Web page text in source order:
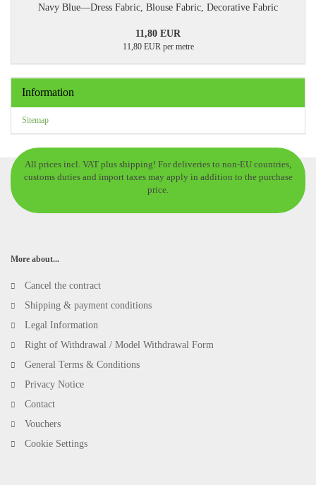
Navy Blue—Dress Fabric, Blouse Fabric, Decorative Fabric
11,80 EUR
11,80 EUR per metre
Information
Sitemap
All prices incl. VAT plus shipping! For deliveries to non-EU countries,
customs duties and import taxes may apply in addition to the purchase
price.
More about...
Cancel the contract
Shipping & payment conditions
Legal Information
Right of Withdrawal / Model Withdrawal Form
General Terms & Conditions
Privacy Notice
Contact
Vouchers
Cookie Settings